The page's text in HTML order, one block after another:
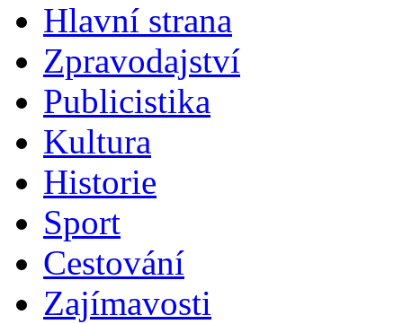
Hlavní strana
Zpravodajství
Publicistika
Kultura
Historie
Sport
Cestování
Zajímavosti